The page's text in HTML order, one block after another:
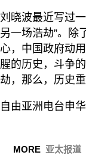
刘晓波最近写过
另一场浩劫”。除
心，中国政府动
腥的历史，斗争
劫，那么，历史
自由亚洲电台申
MORE 亚太报道